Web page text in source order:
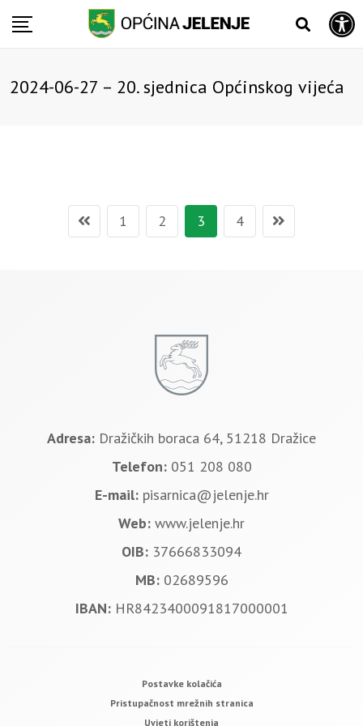
Open toolbar
Skip
2024-06-27 – 20. sjednica Općinskog vijeća
1 2 3 4
Adresa: Dražičkih boraca 64, 51218 Dražice
Telefon: 051 208 080
E-mail: pisarnica@jelenje.hr
Web: www.jelenje.hr
OIB: 37666833094
MB: 02689596
IBAN: HR8423400091817000001
Postavke kolačića
Pristupačnost mrežnih stranica
Uvjeti korištenja